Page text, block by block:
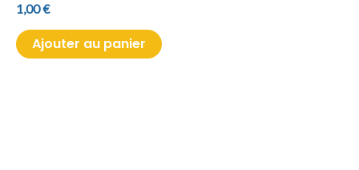
1,00€
Ajouter au panier